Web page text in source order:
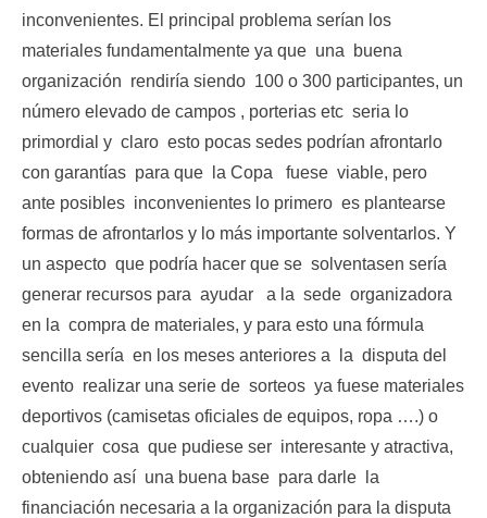
inconvenientes. El principal problema serían los
materiales fundamentalmente ya que una buena
organización rendiría siendo 100 o 300 participantes, un
número elevado de campos , porterias etc seria lo
primordial y claro esto pocas sedes podrían afrontarlo
con garantías para que la Copa fuese viable, pero
ante posibles inconvenientes lo primero es plantearse
formas de afrontarlos y lo más importante solventarlos. Y
un aspecto que podría hacer que se solventasen sería
generar recursos para ayudar a la sede organizadora
en la compra de materiales, y para esto una fórmula
sencilla sería en los meses anteriores a la disputa del
evento realizar una serie de sorteos ya fuese materiales
deportivos (camisetas oficiales de equipos, ropa ….) o
cualquier cosa que pudiese ser interesante y atractiva,
obteniendo así una buena base para darle la
financiación necesaria a la organización para la disputa